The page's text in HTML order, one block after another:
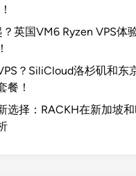
英国VM6 Ryzen VPS体
？SiliCloud洛杉矶和东
餐！
选择：RACKH在新加坡